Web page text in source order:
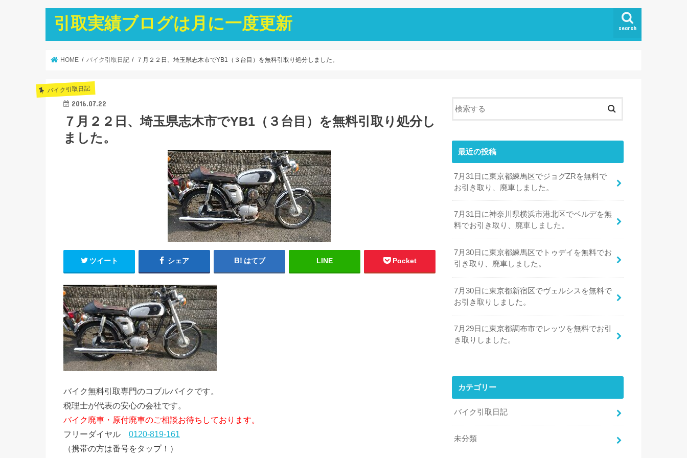
引取実績ブログは月に一度更新 search
HOME バイク引取日記 ７月２２日、埼玉県志木市でYB1（３台目）を無料引取り処分しました。
バイク引取日記
2016.07.22
７月２２日、埼玉県志木市でYB1（３台目）を無料引取り処分し
ました。
ツイート シェア はてブ LINE Pocket
バイク無料引取専門のコブルバイクです。
税理士が代表の安心の会社です。
バイク廃車・原付廃車のご相談お待ちしております。
フリーダイヤル 0120-819-161
（携帯の方は番号をタップ！）
最近の投稿
7月31日に東京都練馬区でジョグZRを無料で
お引き取り、廃車しました。
7月31日に神奈川県横浜市港北区でベルデを無
料でお引き取り、廃車しました。
7月30日に東京都練馬区でトゥデイを無料でお
引き取り、廃車しました。
7月30日に東京都新宿区でヴェルシスを無料で
お引き取りしました。
7月29日に東京都調布市でレッツを無料でお引
き取りしました。
カテゴリー
バイク引取日記
未分類